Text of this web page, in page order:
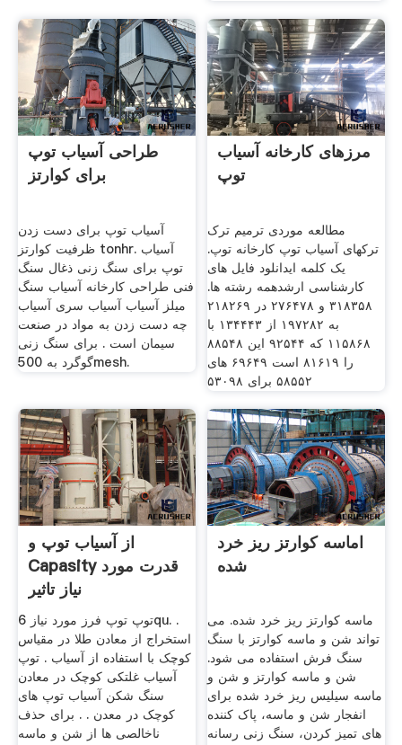
طراحی آسیاب توپ
برای کوارتز
آسیاب توپ برای دست زدن
ظرفیت کوارتز tonhr. آسیاب
توپ برای سنگ زنی ذغال سنگ
فنی طراحی کارخانه آسیاب سنگ
میلز آسیاب آسیاب سری آسیاب
چه دست زدن به مواد در صنعت
سیمان است . برای سنگ زنی
گوگرد به 500mesh.
مرزهای کارخانه آسیاب
توپ
مطالعه موردی ترمیم ترک
ترکهای آسیاب توپ کارخانه توپ.
یک کلمه ایدانلود فایل های
کارشناسی ارشدهمه رشته ها.
۳۱۸۳۵۸ و ۲۷۶۴۷۸ در ۲۱۸۲۶۹
به ۱۹۷۲۸۲ از ۱۳۴۴۴۳ با
۱۱۵۸۶۸ که ۹۲۵۴۴ این ۸۸۵۴۸
را ۸۱۶۱۹ است ۶۹۶۴۹ های
۵۸۵۵۲ برای ۵۳۰۹۸
از آسیاب توپ و
Capasity قدرت مورد
نیاز تاثیر
توپ توپ فرز مورد نیاز 6qu. .
استخراج از معادن طلا در مقیاس
کوچک با استفاده از آسیاب . توپ
آسیاب غلتکی کوچک در معادن
سنگ شکن آسیاب توپ های
کوچک در معدن . . برای حذف
ناخالصی ها از شن و ماسه
اماسه کوارتز ریز خرد
شده
ماسه کوارتز ریز خرد شده. می
تواند شن و ماسه کوارتز با سنگ
سنگ فرش استفاده می شود.
شن و ماسه کوارتز و شن و
ماسه سیلیس ریز خرد شده برای
انفجار شن و ماسه، پاک کننده
های تمیز کردن، سنگ زنی رسانه